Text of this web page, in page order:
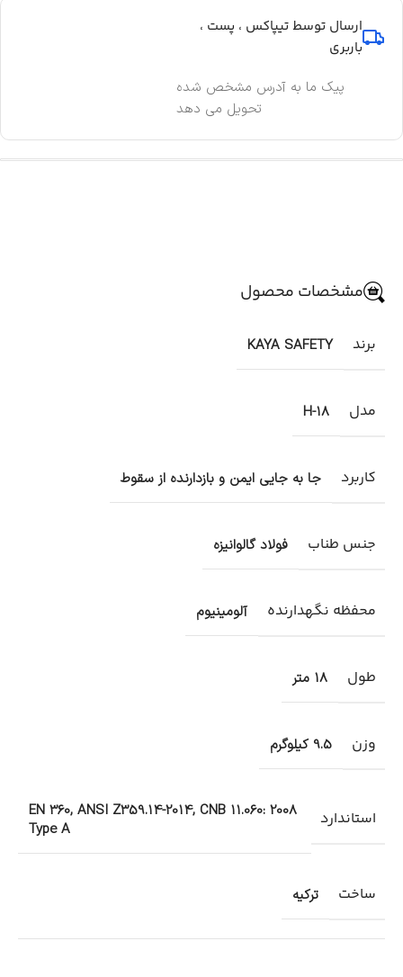
ارسال توسط تیپاکس ، پست ،
باربری
پیک ما به آدرس مشخص شده
تحویل می دهد
مشخصات محصول
برند KAYA SAFETY
مدل H-18
کاربرد جا به جایی ایمن و بازدارنده از سقوط
جنس طناب فولاد گالوانیزه
محفظه نگهدارنده آلومینیوم
طول 18 متر
وزن 9.5 کیلوگرم
استاندارد
EN 360, ANSI Z359.14-2014, CNB 11.060: 2008
Type A
ساخت ترکیه